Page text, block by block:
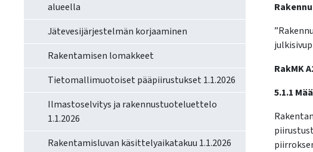
alueella
Jätevesijärjestelmän korjaaminen
Rakentamisen lomakkeet
Tietomallimuotoiset pääpiirustukset 1.1.2026
Ilmastoselvitys ja rakennustuoteluettelo
1.1.2026
Rakentamisluvan käsittelyaikatakuu 1.1.2026
RakMK
5.1.1